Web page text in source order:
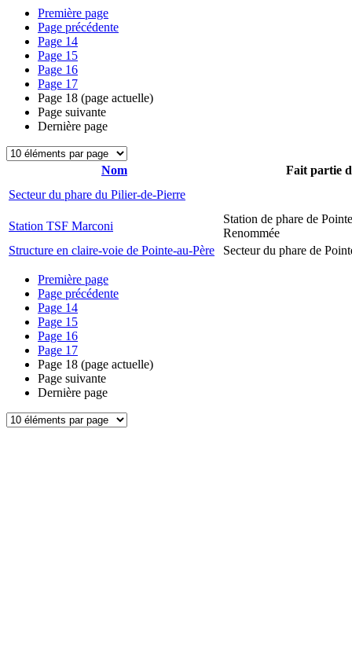
Première page
Page précédente
Page 14
Page 15
Page 16
Page 17
Page 18 (page actuelle)
Page suivante
Dernière page
Nom
Fait partie
Secteur du phare du Pilier-de-Pierre
Station TSF Marconi
Station de phare de
Renommée
Structure en claire-voie de Pointe-au-Père
Secteur du phare de
Première page
Page précédente
Page 14
Page 15
Page 16
Page 17
Page 18 (page actuelle)
Page suivante
Dernière page